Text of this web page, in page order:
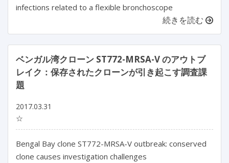
infections related to a flexible bronchoscope
続きを読む
ベンガル湾クローン ST772-MRSA-V のアウトブ
レイク：保存されたクローンが引き起こす調査課
題
2017.03.31
☆
Bengal Bay clone ST772-MRSA-V outbreak: conserved
clone causes investigation challenges